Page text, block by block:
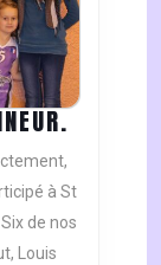
LES
(U
7)
À
à St
de nos
Louis